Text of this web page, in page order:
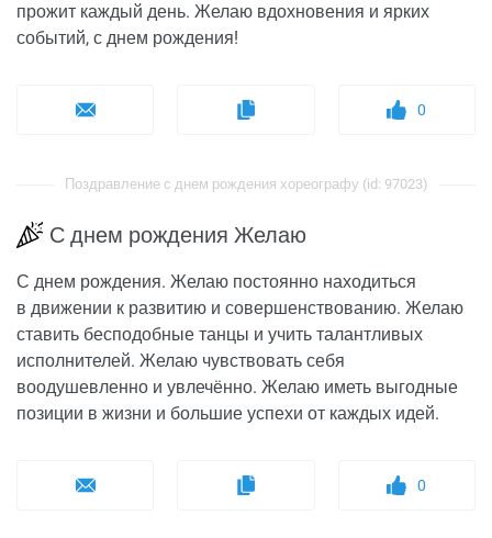
прожит каждый день. Желаю вдохновения и ярких
событий, с днем рождения!
0
Поздравление с днем рождения хореографу (id: 97023)
С днем рождения Желаю
С днем рождения. Желаю постоянно находиться
в движении к развитию и совершенствованию. Желаю
ставить бесподобные танцы и учить талантливых
исполнителей. Желаю чувствовать себя
воодушевленно и увлечённо. Желаю иметь выгодные
позиции в жизни и большие успехи от каждых идей.
0